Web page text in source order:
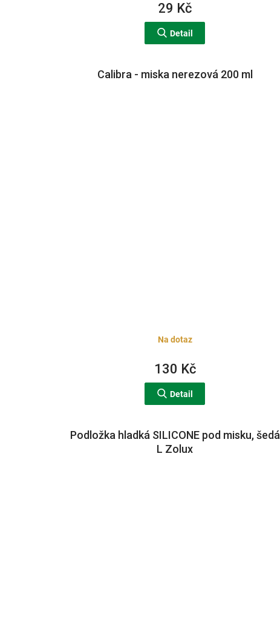
29 Kč
Detail
Calibra - miska nerezová 200 ml
Na dotaz
130 Kč
Detail
Podložka hladká SILICONE pod misku, šedá
L Zolux